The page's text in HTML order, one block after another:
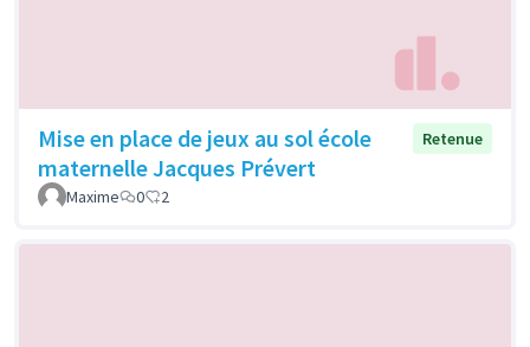
Mise en place de jeux au sol école
maternelle Jacques Prévert
Retenue
Maxime 0 2